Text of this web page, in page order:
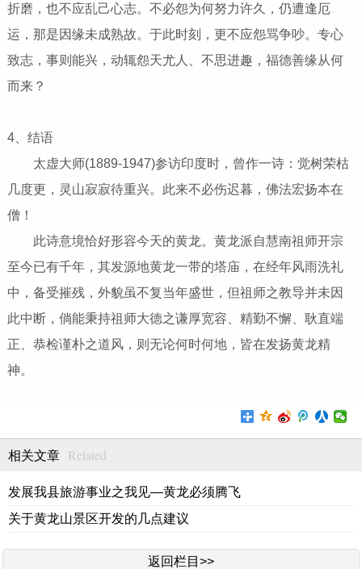
折磨，也不应乱己心志。不必怨为何努力许久，仍遭逢厄
运，那是因缘未成熟故。于此时刻，更不应怨骂争吵。专心
致志，事则能兴，动辄怨天尤人、不思进趣，福德善缘从何
而来？
4、结语
太虚大师(1889-1947)参访印度时，曾作一诗：觉树荣枯
几度更，灵山寂寂待重兴。此来不必伤迟暮，佛法宏扬本在
僧！
此诗意境恰好形容今天的黄龙。黄龙派自慧南祖师开宗
至今已有千年，其发源地黄龙一带的塔庙，在经年风雨洗礼
中，备受摧残，外貌虽不复当年盛世，但祖师之教导并未因
此中断，倘能秉持祖师大德之谦厚宽容、精勤不懈、耿直端
正、恭检谨朴之道风，则无论何时何地，皆在发扬黄龙精
神。
相关文章 Related
发展我县旅游事业之我见—黄龙必须腾飞
关于黄龙山景区开发的几点建议
返回栏目>>